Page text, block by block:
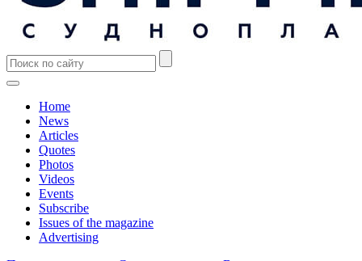
Home
News
Articles
Quotes
Photos
Videos
Events
Subscribe
Issues of the magazine
Advertising